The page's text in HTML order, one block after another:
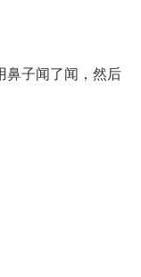
子闻了闻，然后